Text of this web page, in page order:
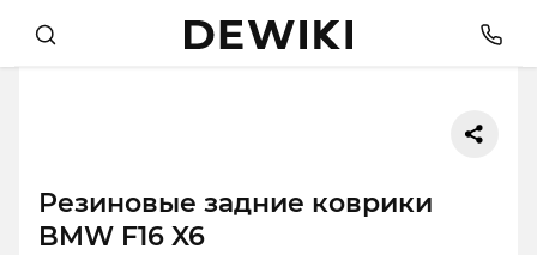
Резиновые задние коврики
BMW F16 X6